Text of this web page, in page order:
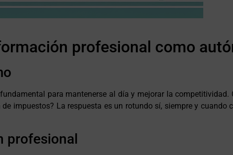
profesional como
para mantenerse al día y mejorar la competitividad.
impuestos? La respuesta es un rotundo sí, siempre y cuando
profesional